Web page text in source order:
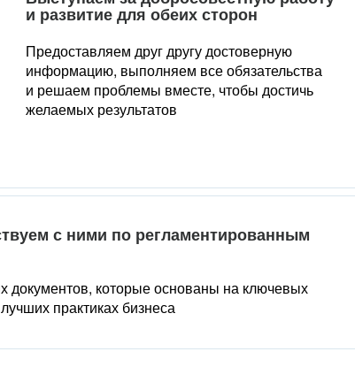
и развитие для обеих сторон
Предоставляем друг другу достоверную
информацию, выполняем все обязательства
и решаем проблемы вместе, чтобы достичь
желаемых результатов
с ними по регламентированным
документов, которые основаны на ключевых
практиках бизнеса